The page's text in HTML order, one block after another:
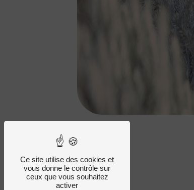
Ce site utilise des cookies et
vous donne le contrôle sur
ceux que vous souhaitez
activer